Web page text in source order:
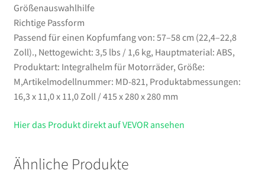
Größenauswahlhilfe
Richtige Passform
Passend für einen Kopfumfang von: 57–58 cm (22,4–22,8
Zoll)., Nettogewicht: 3,5 lbs / 1,6 kg, Hauptmaterial: ABS,
Produktart: Integralhelm für Motorräder, Größe:
M,Artikelmodellnummer: MD-821, Produktabmessungen:
16,3 x 11,0 x 11,0 Zoll / 415 x 280 x 280 mm
Hier das Produkt direkt auf VEVOR ansehen
Ähnliche Produkte